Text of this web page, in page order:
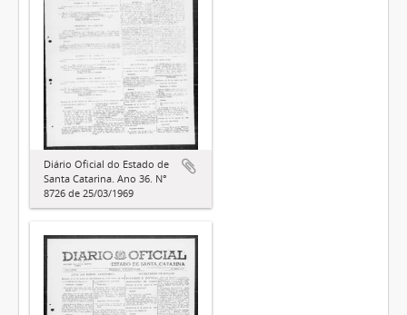
Diário Oficial do Estado de
Santa Catarina. Ano 36. N°
8726 de 25/03/1969